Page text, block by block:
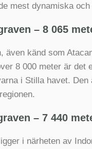
mest dynamiska
– 8 065
även känd som
8 000 meter är det
i Stilla havet.
– 7 440
i närheten av